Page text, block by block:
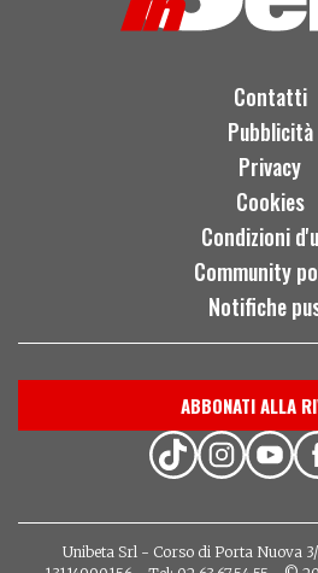
Contatti
Pubblicità
Privacy
Cookies
Condizioni
Community
Notifiche
ABBONATI ALLA
Unibeta Srl - Corso di Porta Nuova